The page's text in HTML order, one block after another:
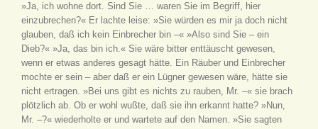
»Ja, ich wohne dort. Sind Sie … waren Sie im Begriff, hier
einzubrechen?« Er lachte leise: »Sie würden es mir ja doch nicht
glauben, daß ich kein Einbrecher bin –« »Also sind Sie – ein
Dieb?« »Ja, das bin ich.« Sie wäre bitter enttäuscht gewesen,
wenn er etwas anderes gesagt hätte. Ein Räuber und Einbrecher
mochte er sein – aber daß er ein Lügner gewesen wäre, hätte sie
nicht ertragen. »Bei uns gibt es nichts zu rauben, Mr. –« sie brach
plötzlich ab. Ob er wohl wußte, daß sie ihn erkannt hatte? »Nun,
Mr. –?« wiederholte er und wartete auf den Namen. »Sie sagten